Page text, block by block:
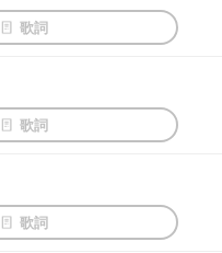
歌詞
歌詞
歌詞